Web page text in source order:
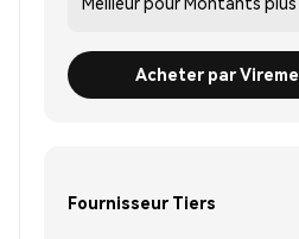
Acheter par
Fournisseur Tiers